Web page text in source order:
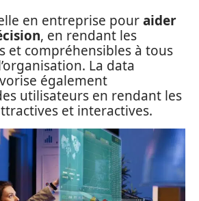
en entreprise pouraider
, en rendant les
et compréhensibles à tous
La data
également
utilisateurs en rendant les
et interactives.